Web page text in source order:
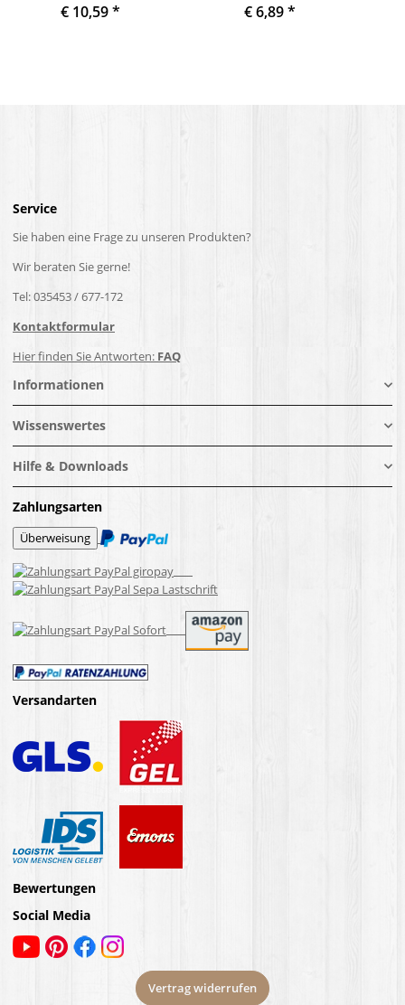
gerade mit Halteplatte
€ 10,59*
| Gold pulverbeschichtet
€ 6,89*
Service
Sie haben eine Frage zu unseren Produkten?
Wir beraten Sie gerne!
Tel: 035453 / 677-172
Kontaktformular
Hier finden Sie Antworten: FAQ
Informationen
Wissenswertes
Hilfe & Downloads
Zahlungsarten
Versandarten
Bewertungen
Social Media
Vertrag widerrufen